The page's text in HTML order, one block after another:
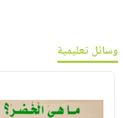
وسائل تعليمية